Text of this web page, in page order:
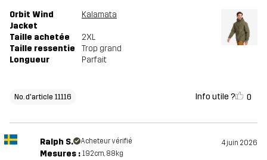
Orbit Wind
Jacket
Kalamata
Taille achetée
2XL
Taille ressentie
Trop grand
Longueur
Parfait
No. d'article 11116 Info utile ? 0
Ralph S. Acheteur vérifié 4 juin 2026
Mesures : 192cm, 88kg